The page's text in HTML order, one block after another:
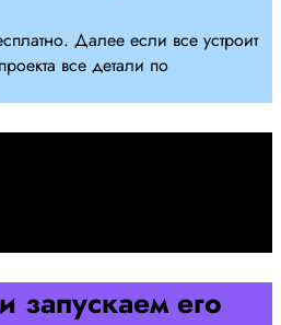
Далее если все устроит
все детали по
запускаем его